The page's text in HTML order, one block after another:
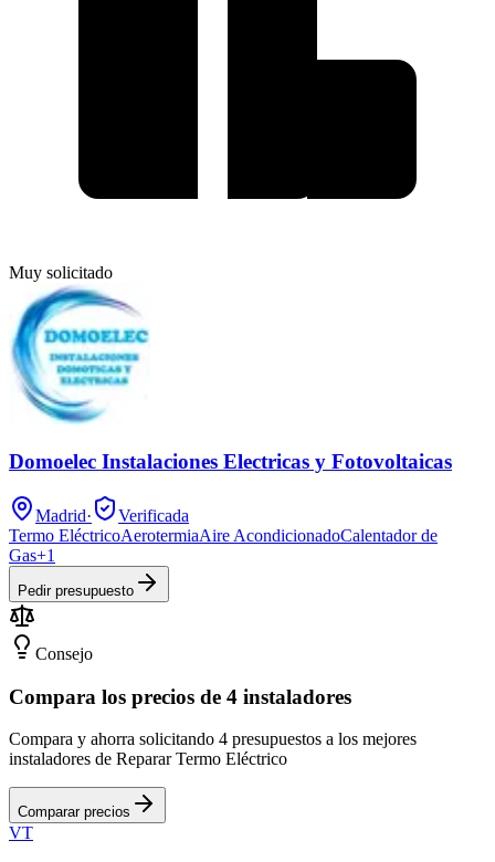
Muy solicitado
Domoelec Instalaciones Electricas y Fotovoltaicas
Madrid·
Verificada
Termo EléctricoAerotermiaAire AcondicionadoCalentador de
Gas+1
Pedir presupuesto
Consejo
Compara los precios de 4 instaladores
Compara y ahorra solicitando 4 presupuestos a los mejores
instaladores de Reparar Termo Eléctrico
Comparar precios
VT